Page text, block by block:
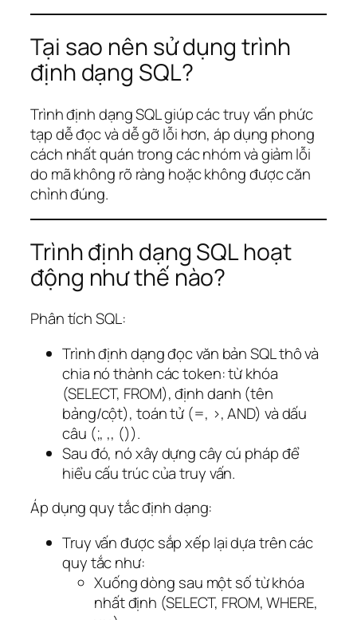
Tại sao nên sử dụng trình
định dạng SQL?
Trình định dạng SQL giúp các truy vấn phức
tạp dễ đọc và dễ gỡ lỗi hơn, áp dụng phong
cách nhất quán trong các nhóm và giảm lỗi
do mã không rõ ràng hoặc không được căn
chỉnh đúng.
Trình định dạng SQL hoạt
động như thế nào?
Phân tích SQL:
Trình định dạng đọc văn bản SQL thô và
chia nó thành các token: từ khóa
(SELECT, FROM), định danh (tên
bảng/cột), toán tử (=, >, AND) và dấu
câu (;, ,, ()).
Sau đó, nó xây dựng cây cú pháp để
hiểu cấu trúc của truy vấn.
Áp dụng quy tắc định dạng:
Truy vấn được sắp xếp lại dựa trên các
quy tắc như:
Xuống dòng sau một số từ khóa
nhất định (SELECT, FROM, WHERE,